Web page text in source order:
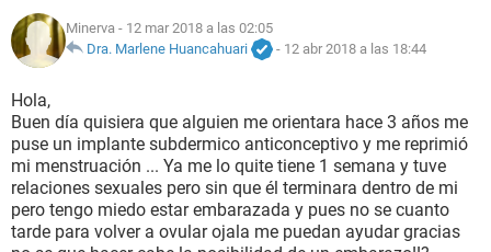
NUTRICIÓN
BIENESTAR
SEXUALIDAD
GLOSARIO
Minerva - 12 mar 2018 a las 02:05
Dra. Marlene Huancahuari
- 12 abr 2018 a las 18:44
Hola,
Buen día quisiera que alguien me orientara hace 3 años me
puse un implante subdermico anticonceptivo y me reprimió
mi menstruación ... Ya me lo quite tiene 1 semana y tuve
relaciones sexuales pero sin que él terminara dentro de mi
pero tengo miedo estar embarazada y pues no se cuanto
tarde para volver a ovular ojala me puedan ayudar gracias